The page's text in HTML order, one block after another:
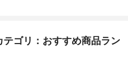
テゴリ：おすすめ商品ラン